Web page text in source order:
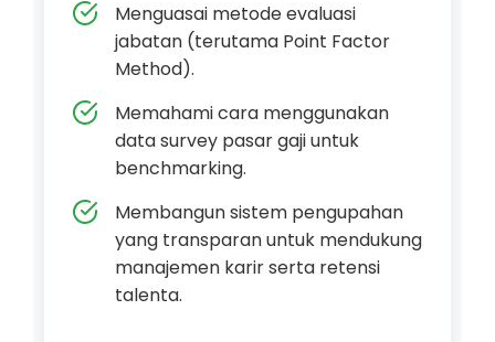
Menguasai metode evaluasi
jabatan (terutama Point Factor
Method).
Memahami cara menggunakan
data survey pasar gaji untuk
benchmarking.
Membangun sistem pengupahan
yang transparan untuk mendukung
manajemen karir serta retensi
talenta.